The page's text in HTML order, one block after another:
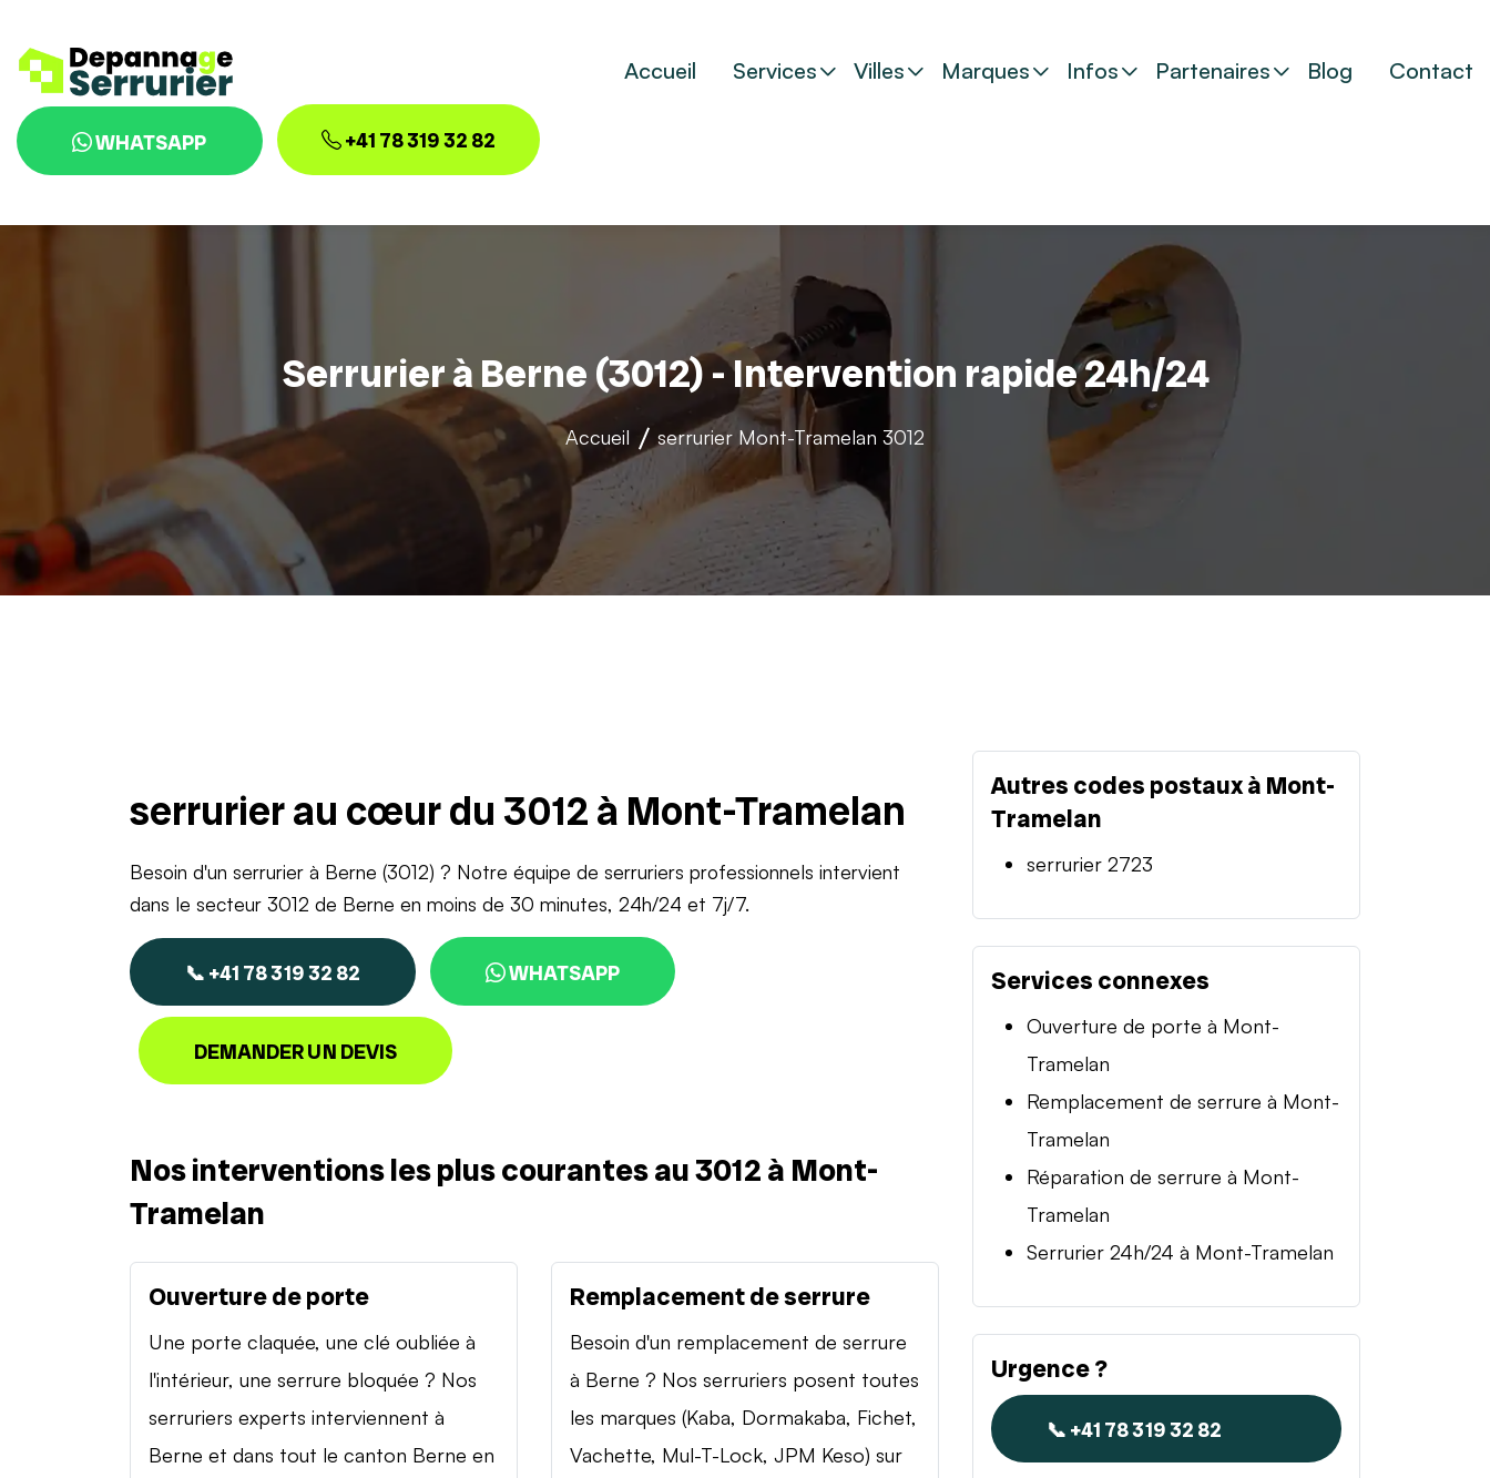
Accueil Services Villes Marques Infos Partenaires Blog Contact
WHATSAPP +41 78 319 32 82
Serrurier à Berne (3012) - Intervention rapide 24h/24
Accueil serrurier Mont-Tramelan 3012
serrurier au cœur du 3012 à Mont-Tramelan
Besoin d'un serrurier à Berne (3012) ? Notre équipe de serruriers professionnels intervient
dans le secteur 3012 de Berne en moins de 30 minutes, 24h/24 et 7j/7.
📞 +41 78 319 32 82 WHATSAPP
DEMANDER UN DEVIS
Nos interventions les plus courantes au 3012 à Mont-
Tramelan
Ouverture de porte
Une porte claquée, une clé oubliée à
l'intérieur, une serrure bloquée ? Nos
serruriers experts interviennent à
Berne et dans tout le canton Berne en
Remplacement de serrure
Besoin d'un remplacement de serrure
à Berne ? Nos serruriers posent toutes
les marques (Kaba, Dormakaba, Fichet,
Vachette, Mul-T-Lock, JPM Keso) sur
Autres codes postaux à Mont-
Tramelan
serrurier 2723
Services connexes
Ouverture de porte à Mont-
Tramelan
Remplacement de serrure à Mont-
Tramelan
Réparation de serrure à Mont-
Tramelan
Serrurier 24h/24 à Mont-Tramelan
Urgence ?
📞 +41 78 319 32 82